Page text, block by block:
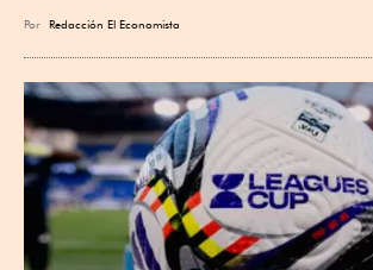
Por Redacción El Economista